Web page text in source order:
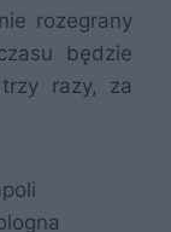
rozegrany
będzie
razy, za